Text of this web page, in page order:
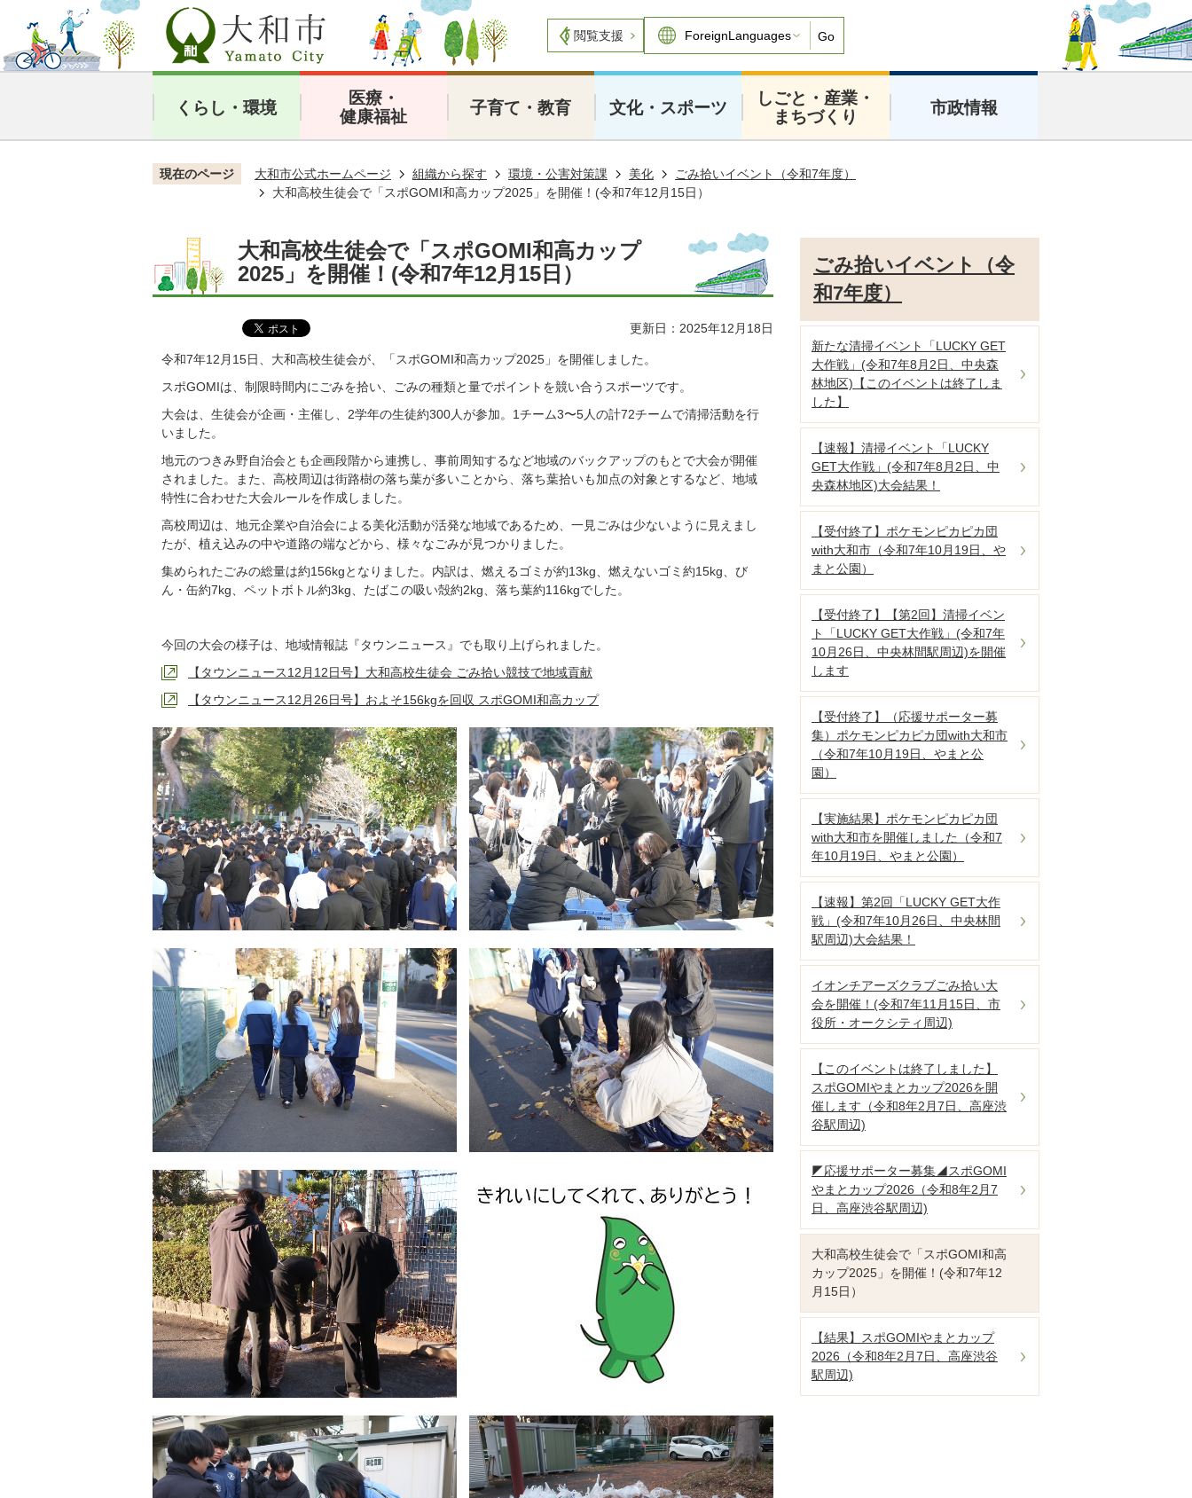
閲覧支援 Go
くらし・環境
医療・
健康福祉
子育て・教育 文化・スポーツ
しごと・産業・
まちづくり
市政情報
現在のページ 大和市公式ホームページ 組織から探す 環境・公害対策課 美化
ごみ拾いイベント（令和7年度）
大和高校生徒会で「スポGOMI和高カップ2025」を開催！(令和7年12月15日）
大和高校生徒会で「スポGOMI和高カップ
2025」を開催！(令和7年12月15日）
更新日：2025年12月18日
令和7年12月15日、大和高校生徒会が、「スポGOMI和高カップ2025」を開催しました。
スポGOMIは、制限時間内にごみを拾い、ごみの種類と量でポイントを競い合うスポーツです。
大会は、生徒会が企画・主催し、2学年の生徒約300人が参加。1チーム3〜5人の計72チームで清掃活動を行
いました。
地元のつきみ野自治会とも企画段階から連携し、事前周知するなど地域のバックアップのもとで大会が開催
されました。また、高校周辺は街路樹の落ち葉が多いことから、落ち葉拾いも加点の対象とするなど、地域
特性に合わせた大会ルールを作成しました。
高校周辺は、地元企業や自治会による美化活動が活発な地域であるため、一見ごみは少ないように見えまし
たが、植え込みの中や道路の端などから、様々なごみが見つかりました。
集められたごみの総量は約156kgとなりました。内訳は、燃えるゴミが約13kg、燃えないゴミ約15kg、び
ん・缶約7kg、ペットボトル約3kg、たばこの吸い殻約2kg、落ち葉約116kgでした。
今回の大会の様子は、地域情報誌『タウンニュース』でも取り上げられました。
【タウンニュース12月12日号】大和高校生徒会 ごみ拾い競技で地域貢献
【タウンニュース12月26日号】およそ156kgを回収 スポGOMI和高カップ
ごみ拾いイベント（令
和7年度）
新たな清掃イベント「LUCKY GET
大作戦」(令和7年8月2日、中央森
林地区)【このイベントは終了しま
した】
【速報】清掃イベント「LUCKY
GET大作戦」(令和7年8月2日、中
央森林地区)大会結果！
【受付終了】ポケモンピカピカ団
with大和市（令和7年10月19日、や
まと公園）
【受付終了】【第2回】清掃イベン
ト「LUCKY GET大作戦」(令和7年
10月26日、中央林間駅周辺)を開催
します
【受付終了】（応援サポーター募
集）ポケモンピカピカ団with大和市
（令和7年10月19日、やまと公
園）
【実施結果】ポケモンピカピカ団
with大和市を開催しました（令和7
年10月19日、やまと公園）
【速報】第2回「LUCKY GET大作
戦」(令和7年10月26日、中央林間
駅周辺)大会結果！
イオンチアーズクラブごみ拾い大
会を開催！(令和7年11月15日、市
役所・オークシティ周辺)
【このイベントは終了しました】
スポGOMIやまとカップ2026を開
催します（令和8年2月7日、高座渋
谷駅周辺)
◤応援サポーター募集◢スポGOMI
やまとカップ2026（令和8年2月7
日、高座渋谷駅周辺)
大和高校生徒会で「スポGOMI和高
カップ2025」を開催！(令和7年12
月15日）
【結果】スポGOMIやまとカップ
2026（令和8年2月7日、高座渋谷
駅周辺)